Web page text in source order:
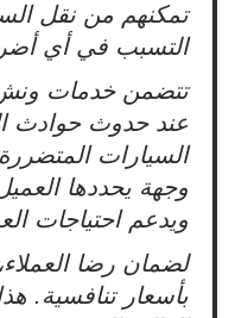
تمكنهم من نقل
التسبب في أي
تتضمن خدمات ونش
عند حدوث حوادث
السيارات
وجهة يحددها
ويدعم احتياجات
لضمان رضا
بأسعار تنافسية.